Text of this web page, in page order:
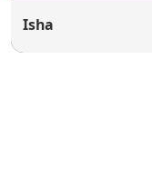
Isha